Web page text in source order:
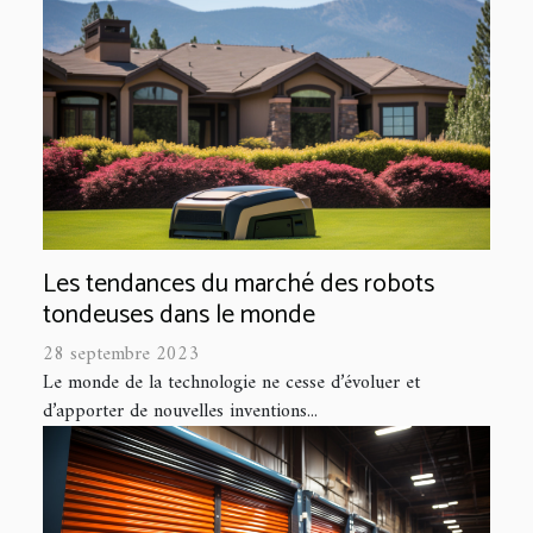
Les tendances du marché des robots
tondeuses dans le monde
28 septembre 2023
Le monde de la technologie ne cesse d’évoluer et
d’apporter de nouvelles inventions...